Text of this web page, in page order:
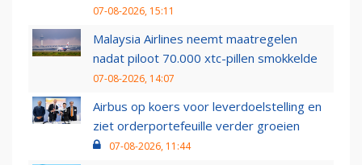
07-08-2026, 15:11
Malaysia Airlines neemt maatregelen
nadat piloot 70.000 xtc-pillen smokkelde
07-08-2026, 14:07
Airbus op koers voor leverdoelstelling en
ziet orderportefeuille verder groeien
07-08-2026, 11:44